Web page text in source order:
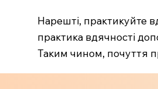
Нарешті, практикуйте
практика вдячності
Таким чином, почуття